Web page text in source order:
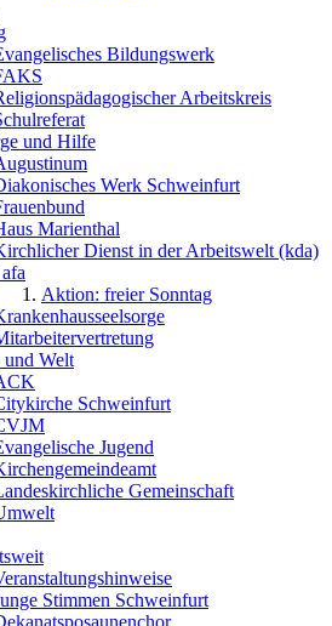
Bildungswerk
Arbeitskreis
und Hilfe
Werk Schweinfurt
Marienthal
Dienst in der Arbeitswelt (kda)
Aktion: freier Sonntag
und Welt
Schweinfurt
Jugend
Gemeinschaft
Stimmen Schweinfurt